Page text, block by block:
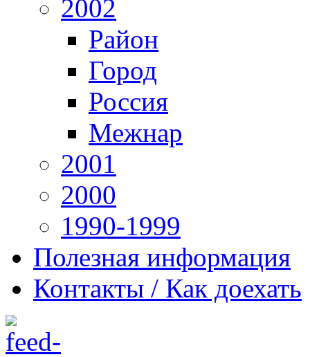
2002
Район
Город
Россия
Межнар
2001
2000
1990-1999
Полезная информация
Контакты / Как доехать